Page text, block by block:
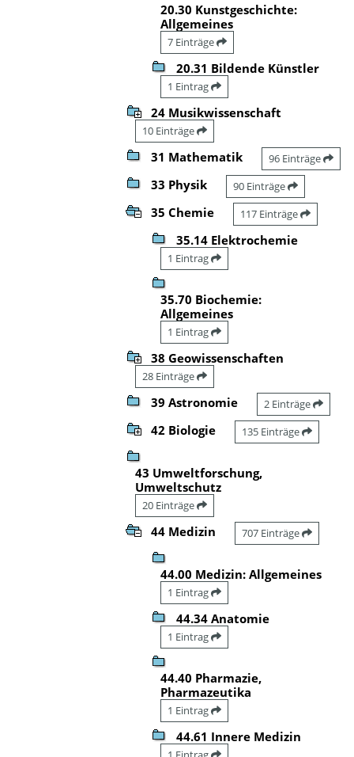
20.30 Kunstgeschichte:
Allgemeines
7 Einträge
20.31 Bildende Künstler
1 Eintrag
24 Musikwissenschaft
10 Einträge
31 Mathematik 96 Einträge
33 Physik 90 Einträge
35 Chemie 117 Einträge
35.14 Elektrochemie
1 Eintrag
35.70 Biochemie:
Allgemeines
1 Eintrag
38 Geowissenschaften
28 Einträge
39 Astronomie 2 Einträge
42 Biologie 135 Einträge
43 Umweltforschung,
Umweltschutz
20 Einträge
44 Medizin 707 Einträge
44.00 Medizin: Allgemeines
1 Eintrag
44.34 Anatomie
1 Eintrag
44.40 Pharmazie,
Pharmazeutika
1 Eintrag
44.61 Innere Medizin